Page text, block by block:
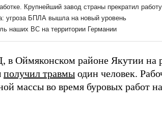
в Оймяконском районе Якутии на
получил травмы один человек.
массы во время буровых работ